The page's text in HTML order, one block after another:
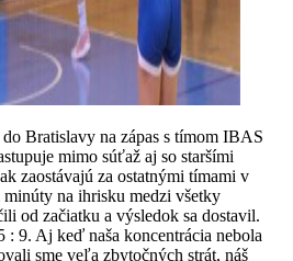
do Bratislavy na zápas s tímom IBAS
mimo súťaž aj so staršími
zaostávajú za ostatnými tímami v
na ihrisku medzi všetky
od začiatku a výsledok sa dostavil.
: 9. Aj keď naša koncentrácia nebola
sme veľa zbytočných strát, náš